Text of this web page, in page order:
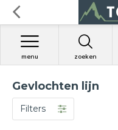
zoeken
menu
Gevlochten lijn
Filters